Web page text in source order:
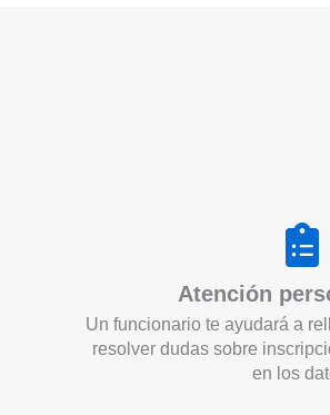
Atención
Un funcionario te ayudará a
resolver dudas sobre
en los